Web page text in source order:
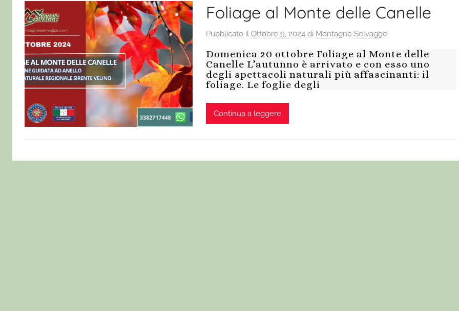
Foliage al Monte delle Canelle
Pubblicato il Ottobre 9, 2024di Montagne Selvagge
Domenica 20 ottobre Foliage al Monte delle
Canelle L’autunno è arrivato e con esso uno
degli spettacoli naturali più affascinanti: il
foliage. Le foglie degli
Continua a leggere